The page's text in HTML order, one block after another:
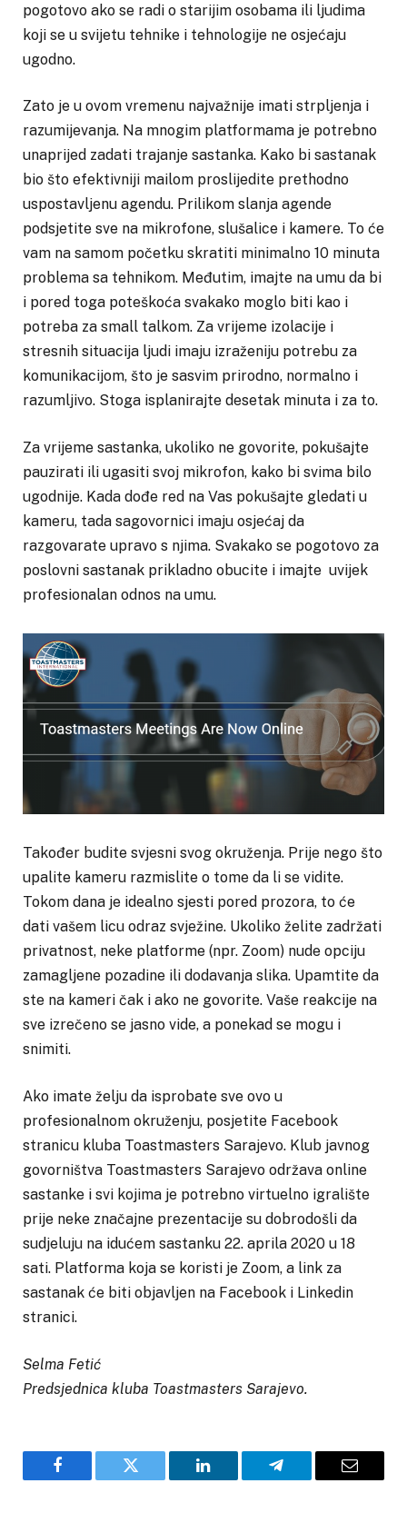
pogotovo ako se radi o starijim osobama ili ljudima
koji se u svijetu tehnike i tehnologije ne osjećaju
ugodno.
Zato je u ovom vremenu najvažnije imati strpljenja i
razumijevanja. Na mnogim platformama je potrebno
unaprijed zadati trajanje sastanka. Kako bi sastanak
bio što efektivniji mailom proslijedite prethodno
uspostavljenu agendu. Prilikom slanja agende
podsjetite sve na mikrofone, slušalice i kamere. To će
vam na samom početku skratiti minimalno 10 minuta
problema sa tehnikom. Međutim, imajte na umu da bi
i pored toga poteškoća svakako moglo biti kao i
potreba za small talkom. Za vrijeme izolacije i
stresnih situacija ljudi imaju izraženiju potrebu za
komunikacijom, što je sasvim prirodno, normalno i
razumljivo. Stoga isplanirajte desetak minuta i za to.
Za vrijeme sastanka, ukoliko ne govorite, pokušajte
pauzirati ili ugasiti svoj mikrofon, kako bi svima bilo
ugodnije. Kada dođe red na Vas pokušajte gledati u
kameru, tada sagovornici imaju osjećaj da
razgovarate upravo s njima. Svakako se pogotovo za
poslovni sastanak prikladno obucite i imajte uvijek
profesionalan odnos na umu.
Također budite svjesni svog okruženja. Prije nego što
upalite kameru razmislite o tome da li se vidite.
Tokom dana je idealno sjesti pored prozora, to će
dati vašem licu odraz svježine. Ukoliko želite zadržati
privatnost, neke platforme (npr. Zoom) nude opciju
zamagljene pozadine ili dodavanja slika. Upamtite da
ste na kameri čak i ako ne govorite. Vaše reakcije na
sve izrečeno se jasno vide, a ponekad se mogu i
snimiti.
Ako imate želju da isprobate sve ovo u
profesionalnom okruženju, posjetite Facebook
stranicu kluba Toastmasters Sarajevo. Klub javnog
govorništva Toastmasters Sarajevo održava online
sastanke i svi kojima je potrebno virtuelno igralište
prije neke značajne prezentacije su dobrodošli da
sudjeluju na idućem sastanku 22. aprila 2020 u 18
sati. Platforma koja se koristi je Zoom, a link za
sastanak će biti objavljen na Facebook i Linkedin
stranici.
Selma Fetić
Predsjednica kluba Toastmasters Sarajevo.
Facebook Twitter LinkedIn Telegram Email